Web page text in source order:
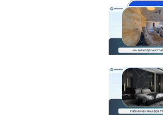
Mặc
cà phê thơm lừng hay
với thị trường cạnh tranh
và thu hút khách hàng.
thiết kế quán cafe bánh